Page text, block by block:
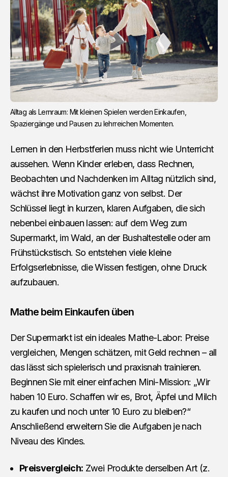
Alltag als Lernraum: Mit kleinen Spielen werden Einkaufen,
Spaziergänge und Pausen zu lehrreichen Momenten.
Lernen in den Herbstferien muss nicht wie Unterricht
aussehen. Wenn Kinder erleben, dass Rechnen,
Beobachten und Nachdenken im Alltag nützlich sind,
wächst ihre Motivation ganz von selbst. Der
Schlüssel liegt in kurzen, klaren Aufgaben, die sich
nebenbei einbauen lassen: auf dem Weg zum
Supermarkt, im Wald, an der Bushaltestelle oder am
Frühstückstisch. So entstehen viele kleine
Erfolgserlebnisse, die Wissen festigen, ohne Druck
aufzubauen.
Mathe beim Einkaufen üben
Der Supermarkt ist ein ideales Mathe-Labor: Preise
vergleichen, Mengen schätzen, mit Geld rechnen – all
das lässt sich spielerisch und praxisnah trainieren.
Beginnen Sie mit einer einfachen Mini-Mission: „Wir
haben 10 Euro. Schaffen wir es, Brot, Äpfel und Milch
zu kaufen und noch unter 10 Euro zu bleiben?“
Anschließend erweitern Sie die Aufgaben je nach
Niveau des Kindes.
Preisvergleich: Zwei Produkte derselben Art (z.